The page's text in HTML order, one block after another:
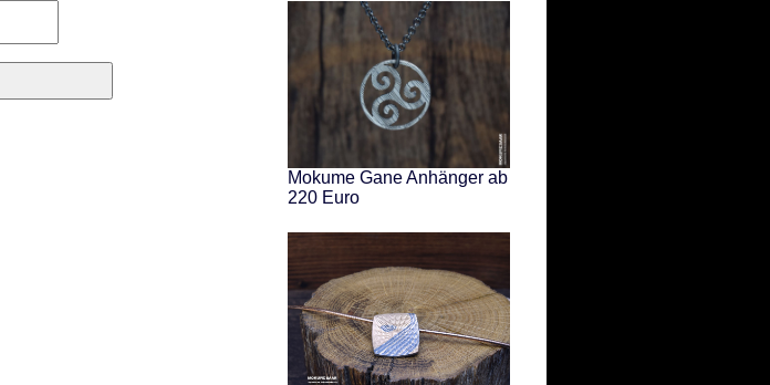
Mokume Gane Anhänger ab
220 Euro